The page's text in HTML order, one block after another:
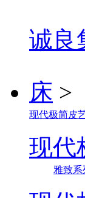
诚良
床 >
现代极简皮
现代
雅致系